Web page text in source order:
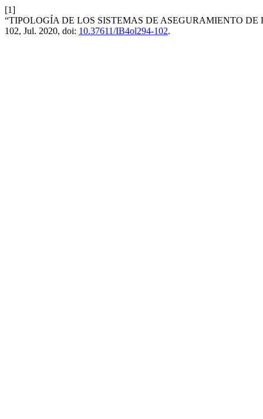
[1]
“TIPOLOGÍA DE LOS SISTEMAS DE ASEGURAMIENTO
102, Jul. 2020, doi: 10.37611/IB4ol294-102.